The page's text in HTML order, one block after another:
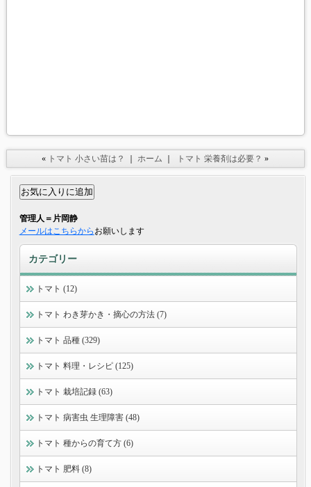
« トマト 小さい苗は？ ｜ ホーム ｜ トマト 栄養剤は必要？ »
管理人＝片岡静
メールはこちらから お願いします
カテゴリー
トマト (12)
トマト わき芽かき・摘心の方法 (7)
トマト 品種 (329)
トマト 料理・レシピ (125)
トマト 栽培記録 (63)
トマト 病害虫 生理障害 (48)
トマト 種からの育て方 (6)
トマト 肥料 (8)